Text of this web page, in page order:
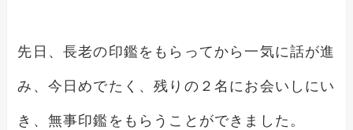
先日、長老の印鑑をもらってから一気に話が進
み、今日めでたく、残りの２名にお会いしにい
き、無事印鑑をもらうことができました。